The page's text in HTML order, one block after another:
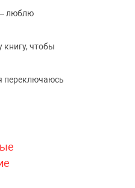
— люблю
чтобы
переключаюсь